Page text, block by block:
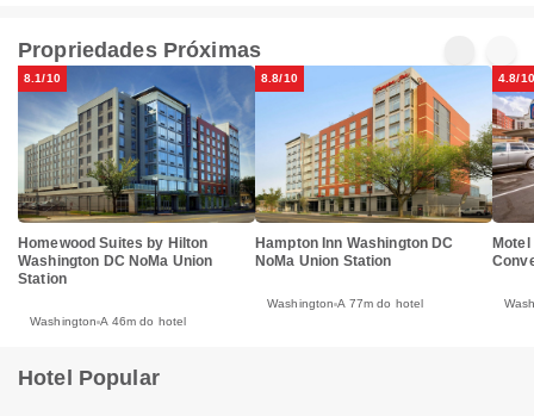
Propriedades Próximas
8.1/10
Homewood Suites by Hilton
Washington DC NoMa Union
Station
Washington A 46m do hotel
8.8/10
Hampton Inn Washington DC
NoMa Union Station
Washington A 77m do hotel
4.8/10
Hotel Popular